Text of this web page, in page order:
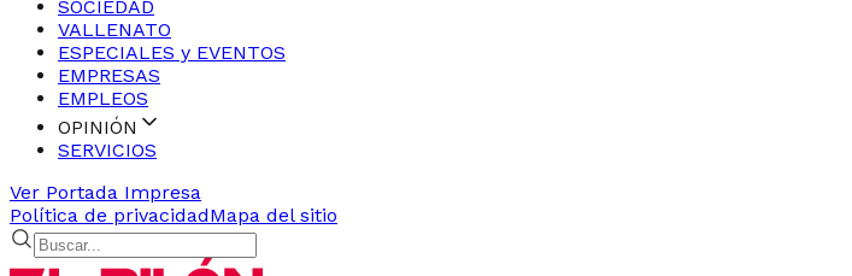
SOCIEDAD
VALLENATO
ESPECIALES y EVENTOS
EMPRESAS
EMPLEOS
OPINIÓN
SERVICIOS
Ver Portada Impresa
Política de privacidadMapa del sitio